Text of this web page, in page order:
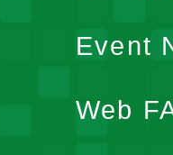
Event
Web